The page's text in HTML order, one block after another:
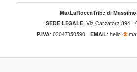
MaxLaRoccaTribe di
SEDE LEGALE: Via Canzatora 394 -
P.IVA: 03047050590 - EMAIL: hello @